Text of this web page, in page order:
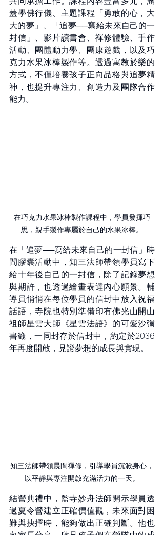
蓋學佛行儀、主題課程「勇敢的心，大
大的夢」、「追夢──寫給未來自己的一
封信」、影片讀書會、禪修體驗、手作
活動、團體動力學、團康遊戲，以及巧
克力水果冰棒製作等。透過寓教於樂的
方式，不僅培養孩子正向品格與追夢精
神，也提升專注力、創造力及團隊合作
能力。
在巧克力水果冰棒製作課程中，學員發揮巧
思，親手製作專屬於自己的水果冰棒。
在「追夢──寫給未來自己的一封信」時
間膠囊活動中，知三法師帶領學員寫下
給十年後自己的一封信，除了記錄夢想
與期許，也透過繪畫表達內心願景。輔
導員悄悄在每位學員的信封中放入祝福
話語，寺院也特別準備印有佛光山開山
祖師星雲大師《星雲法語》的可愛沙彌
書籤，一同封存於信封中，約定於2036
年再度開啟，見證夢想的成長與實現。
知三法師帶領晨間禪修，引導學員沉澱身心，
以平靜與專注開啟充滿活力的一天。
結營典禮中，監寺妙舟法師開示學員透
過夏令營建立正確價值觀，未來面對困
難與抉擇時，能夠做出正確判斷。他也